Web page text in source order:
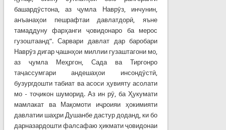
башардӯстона, аз ҷумла Наврӯз, инчунин,
анъанаҳои пешрафтаи давлатдорӣ, яъне
тамаддуну фарҳанги ҷовидонаро ба мерос
гузоштаанд”. Сарвари давлат дар баробари
Наврӯз дигар ҷашнҳои миллии гузаштагони мо,
аз ҷумла Меҳргон, Сада ва Тиргонро
таҷассумгари андешаҳои инсондӯстӣ,
бузургдошти табиат ва асоси ҳувияту асолати
мо - тоҷикон шуморид. Аз ин рӯ, ба Ҳукумати
мамлакат ва Мақомоти иҷроияи ҳокимияти
давлатии шаҳри Душанбе дастур доданд, ки бо
дарназардошти фалсафаю ҳикмати ҷовидонаи